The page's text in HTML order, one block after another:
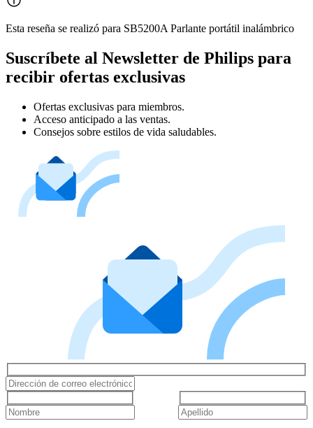
Esta reseña se realizó para SB5200A Parlante portátil inalámbrico
Suscríbete al Newsletter de Philips para
recibir ofertas exclusivas
Ofertas exclusivas para miembros.
Acceso anticipado a las ventas.
Consejos sobre estilos de vida saludables.